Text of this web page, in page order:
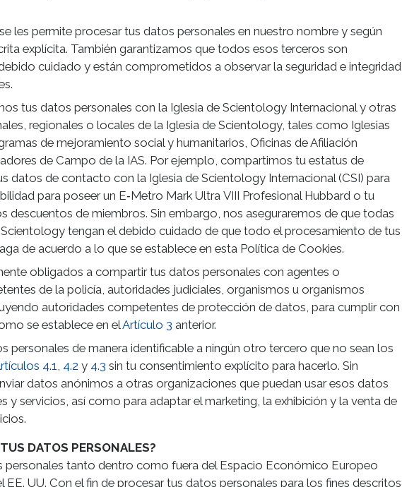
les permite procesar tus datos personales en nuestro nombre y según
explícita. También garantizamos que todos esos terceros son
cuidado y están comprometidos a observar la seguridad e integridad
tus datos personales con la Iglesia de Scientology Internacional y otras
regionales o locales de la Iglesia de Scientology, tales como Iglesias
de mejoramiento social y humanitarios, Oficinas de Afiliación
de Campo de la IAS. Por ejemplo, compartimos tu estatus de
datos de contacto con la Iglesia de Scientology Internacional (CSI) para
para poseer un E‑Metro Mark Ultra VIII Profesional Hubbard o tu
descuentos de miembros. Sin embargo, nos aseguraremos de que todas
tengan el debido cuidado de que todo el procesamiento de tus
de acuerdo a lo que se establece en esta Política de Cookies.
obligados a compartir tus datos personales con agentes o
de la policía, autoridades judiciales, organismos u organismos
autoridades competentes de protección de datos, para cumplir con
se establece en elArtículo 3 anterior.
personales de manera identificable a ningún otro tercero que no sean los
4.1, 4.2 y 4.3 sin tu consentimiento explícito para hacerlo. Sin
datos anónimos a otras organizaciones que puedan usar esos datos
y servicios, así como para adaptar el marketing, la exhibición y la venta de
DATOS PERSONALES?
personales tanto dentro como fuera del Espacio Económico Europeo
EE. UU. Con el fin de procesar tus datos personales para los fines descritos